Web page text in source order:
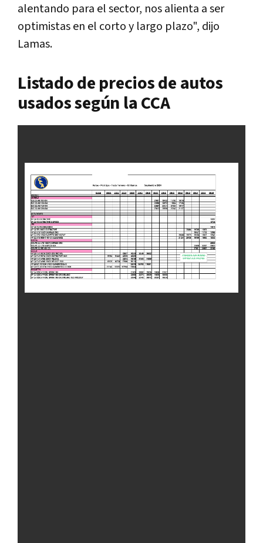
alentando para el sector, nos alienta a ser
optimistas en el corto y largo plazo", dijo
Lamas.
Listado de precios de autos
usados según la CCA